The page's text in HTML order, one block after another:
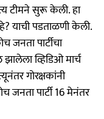
टीमने सुरू केली. हा
याची पडताळणी केली.
जनता पार्टीचा
व्हिडिओ मार्च
गोरक्षकांनी
जनता पार्टी 16 मेनंतर